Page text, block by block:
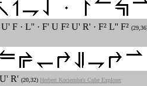
F · L'' · F' U F² U' R' · F² L'' F²
R' (20,32) Herbert Kociemba's Cube Explorer